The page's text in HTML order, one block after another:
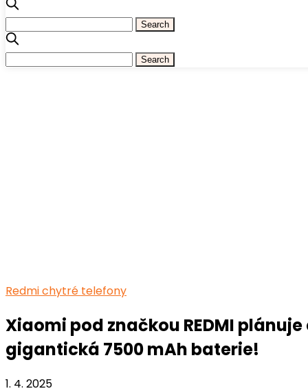
Redmi chytré telefony
Xiaomi pod značkou REDMI
gigantická 7500 mAh baterie!
1. 4. 2025